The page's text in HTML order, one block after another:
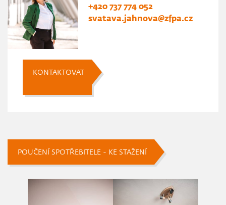
+420 737 774 052
svatava.jahnova@zfpa.cz
KONTAKTOVAT
POUČENÍ SPOTŘEBITELE - KE STAŽENÍ